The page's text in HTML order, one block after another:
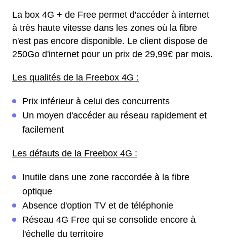
La box 4G + de Free permet d'accéder à internet
à très haute vitesse dans les zones où la fibre
n'est pas encore disponible. Le client dispose de
250Go d'internet pour un prix de 29,99€ par mois.
Les qualités de la Freebox 4G :
Prix inférieur à celui des concurrents
Un moyen d'accéder au réseau rapidement et
facilement
Les défauts de la Freebox 4G :
Inutile dans une zone raccordée à la fibre
optique
Absence d'option TV et de téléphonie
Réseau 4G Free qui se consolide encore à
l'échelle du territoire